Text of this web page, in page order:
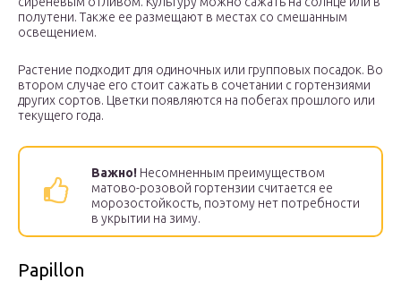
полутени. Также ее размещают в местах со смешанным
освещением.
Растение подходит для одиночных или групповых посадок. Во
втором случае его стоит сажать в сочетании с гортензиями
других сортов. Цветки появляются на побегах прошлого или
текущего года.
Важно! Несомненным преимуществом
матово-розовой гортензии считается ее
морозостойкость, поэтому нет потребности
в укрытии на зиму.
Papillon